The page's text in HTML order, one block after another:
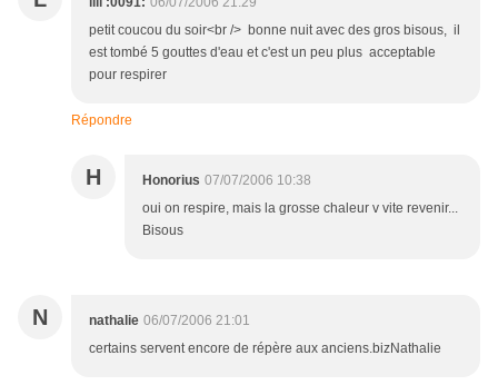
petit coucou du soir<br /> bonne nuit avec des gros bisous, il
est tombé 5 gouttes d'eau et c'est un peu plus acceptable
pour respirer
Répondre
H Honorius 07/07/2006 10:38
oui on respire, mais la grosse chaleur v vite revenir...
Bisous
N nathalie 06/07/2006 21:01
certains servent encore de répère aux anciens.bizNathalie